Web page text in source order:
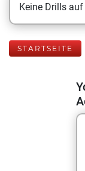
Keine Drills auf
STARTSEITE